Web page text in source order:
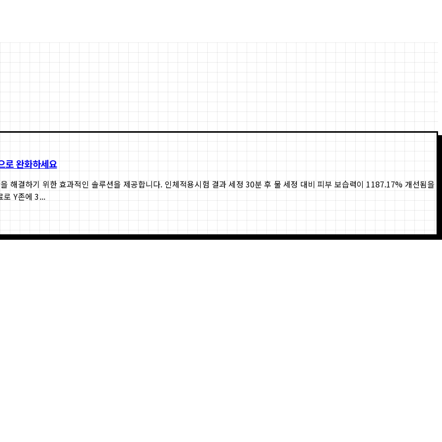
로 완화하세요
해결하기 위한 효과적인 솔루션을 제공합니다. 인체적용시험 결과 세정 30분 후 물 세정 대비 피부 보습력이 1187.17% 개선됨을
Y존에 3...